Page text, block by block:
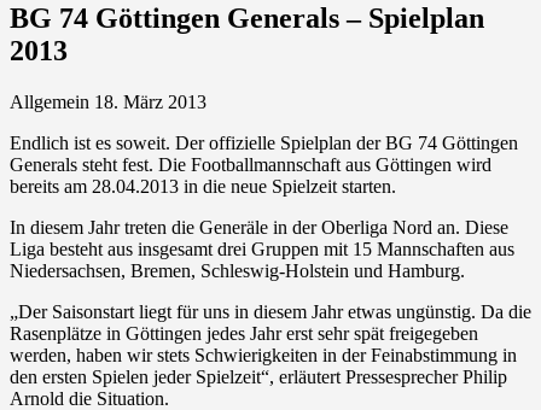
BG 74 Göttingen Generals – Spielplan
2013
Allgemein 18. März 2013
Endlich ist es soweit. Der offizielle Spielplan der BG 74 Göttingen
Generals steht fest. Die Footballmannschaft aus Göttingen wird
bereits am 28.04.2013 in die neue Spielzeit starten.
In diesem Jahr treten die Generäle in der Oberliga Nord an. Diese
Liga besteht aus insgesamt drei Gruppen mit 15 Mannschaften aus
Niedersachsen, Bremen, Schleswig-Holstein und Hamburg.
„Der Saisonstart liegt für uns in diesem Jahr etwas ungünstig. Da die
Rasenplätze in Göttingen jedes Jahr erst sehr spät freigegeben
werden, haben wir stets Schwierigkeiten in der Feinabstimmung in
den ersten Spielen jeder Spielzeit“, erläutert Pressesprecher Philip
Arnold die Situation.